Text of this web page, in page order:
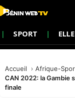
SPORT ELLE
Accueil
Afrique-
CAN 2022: la Gambie
finale